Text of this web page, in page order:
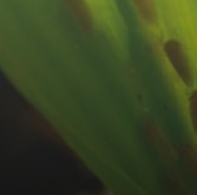
Maldonado, el campeón juvenil de
preventivas ante posibles lluvias